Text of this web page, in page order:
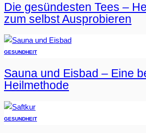
Die gesündesten Tees –
zum selbst Ausprobieren
GESUNDHEIT
Sauna und Eisbad – Eine
Heilmethode
GESUNDHEIT